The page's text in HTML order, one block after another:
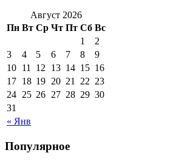
Август 2026
Пн Вт Ср Чт Пт Сб Вс
« Янв
1
2
3
4 5 6 7 8
9
10 11 12 13 14 15 16
17 18 19 20 21 22 23
24 25 26 27 28 29 30
31
Популярное